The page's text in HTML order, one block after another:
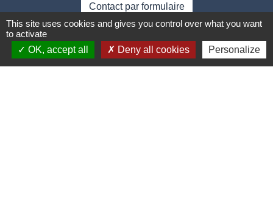
Contact par formulaire
This site uses cookies and gives you control over what you want
to activate
OK, accept all
Deny all cookies Personalize